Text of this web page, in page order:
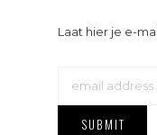
Laat hier je e-